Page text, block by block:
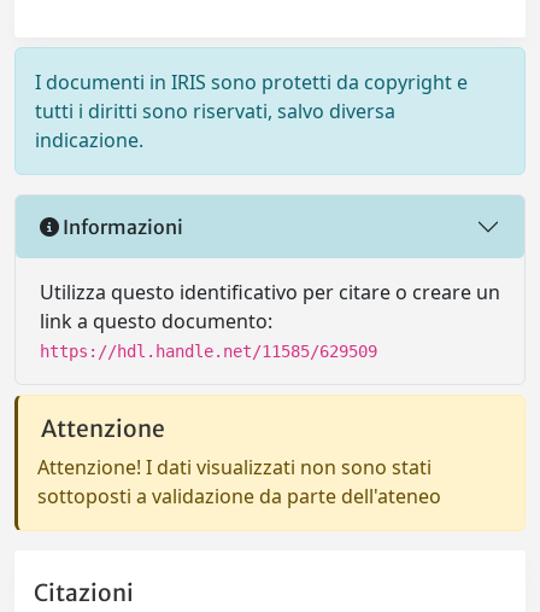
I documenti in IRIS sono protetti da copyright e
tutti i diritti sono riservati, salvo diversa
indicazione.
Informazioni
Utilizza questo identificativo per citare o creare un
link a questo documento:
https://hdl.handle.net/11585/629509
Attenzione
Attenzione! I dati visualizzati non sono stati
sottoposti a validazione da parte dell'ateneo
Citazioni